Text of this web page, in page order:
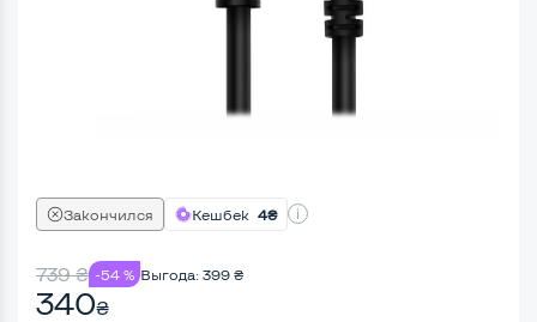
Закончился Кешбек 4₴
739₴ -54 % Выгода: 399 ₴
340₴